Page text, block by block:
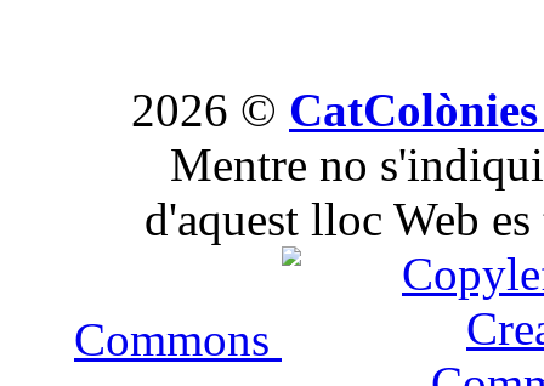
2026 © CatColònies
Mentre no
d'aquest lloc Web
Commons